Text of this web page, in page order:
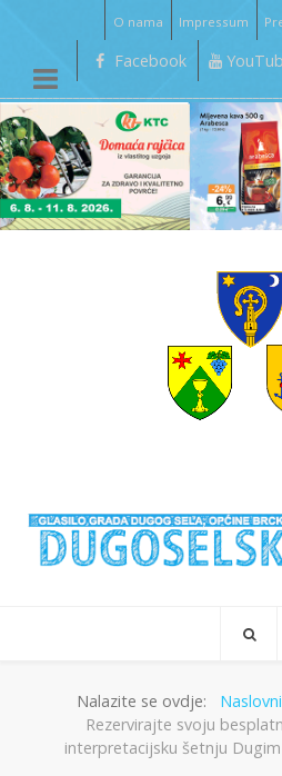
O nama Impressum
Facebook
Nalazite se ovdje:
Rezervirajte svoju
interpretacijsku šetnju